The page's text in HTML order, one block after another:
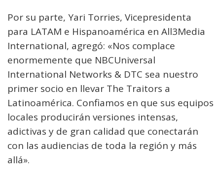
Por su parte, Yari Torries, Vicepresidenta
para LATAM e Hispanoamérica en All3Media
International, agregó: «Nos complace
enormemente que NBCUniversal
International Networks & DTC sea nuestro
primer socio en llevar The Traitors a
Latinoamérica. Confiamos en que sus equipos
locales producirán versiones intensas,
adictivas y de gran calidad que conectarán
con las audiencias de toda la región y más
allá».